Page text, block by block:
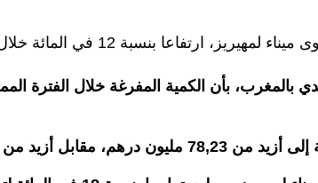
2024، وذلك وفق معطيات للمكتب الوطني للصيد.